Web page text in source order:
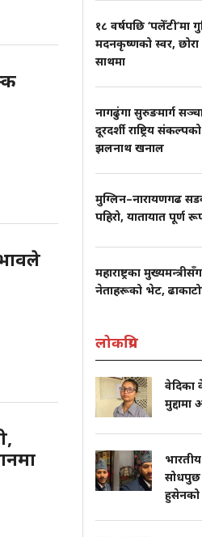
१८ वर्षपछि ‘पलेँटी’मा
मदनकृष्णको स्वर,
साथमा
नागढुंगा सुरुङमार्ग
दूरदर्शी राष्ट्रिय
झलनाथ खनाल
मुग्लिन–नारायणगढ
पहिरो, यातायात पूर्ण
महाराष्ट्रका
नेताहरूको भेट,
लोकप्रिय
वेदिका
सोधपुछ
हुसेनको